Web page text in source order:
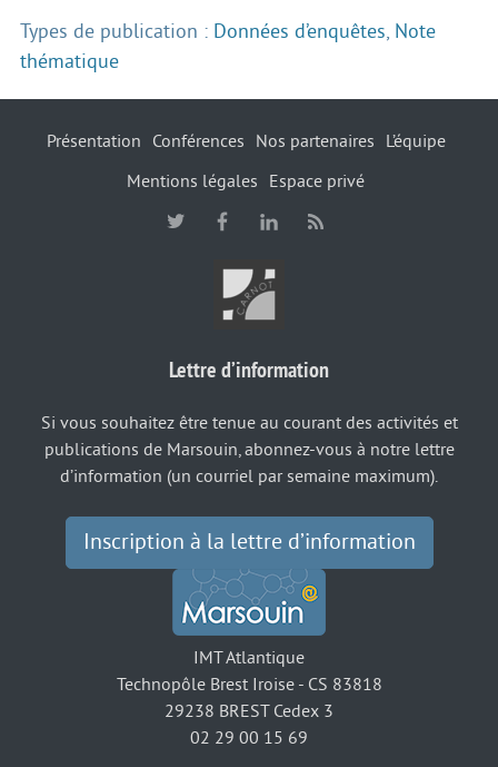
Types de publication : Données d’enquêtes Note
thématique
Présentation Conférences Nos partenaires
L’équipe
Mentions légales
Espace privé
Lettre d’information
Si vous souhaitez être tenue au courant des activités et
publications de Marsouin, abonnez-vous à notre lettre
d’information (un courriel par semaine maximum).
Inscription à la lettre d’information
IMT Atlantique
Technopôle Brest Iroise - CS 83818
29238 BREST Cedex 3
02 29 00 15 69